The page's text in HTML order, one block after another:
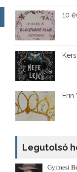
10
Erin
Legutolsó
Gyimesi